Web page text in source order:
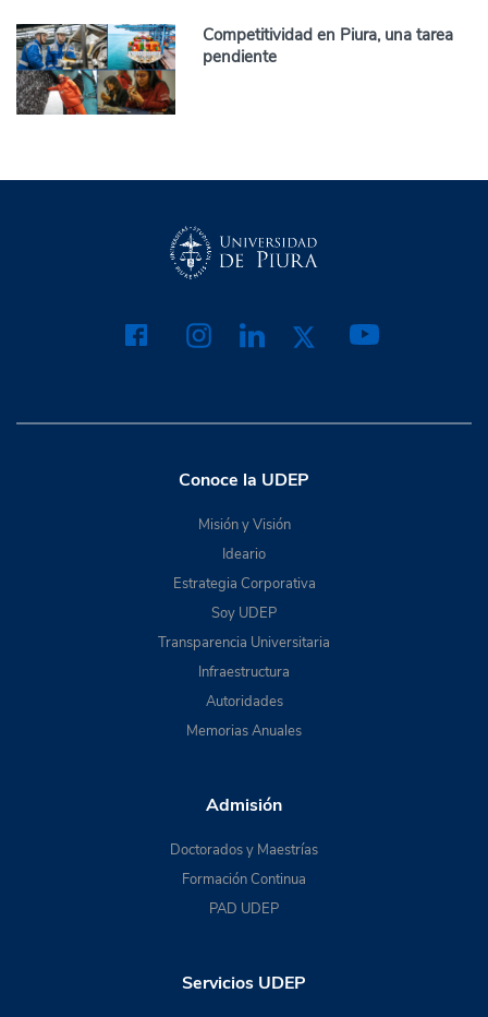
Competitividad en Piura, una tarea
pendiente
Conoce la UDEP
Misión y Visión
Ideario
Estrategia Corporativa
Soy UDEP
Transparencia Universitaria
Infraestructura
Autoridades
Memorias Anuales
Admisión
Doctorados y Maestrías
Formación Continua
PAD UDEP
Servicios UDEP